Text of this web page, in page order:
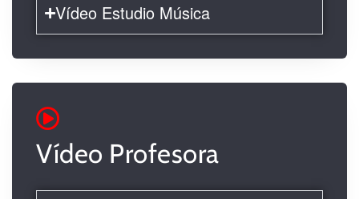
Vídeo Estudio Música
Vídeo Profesora